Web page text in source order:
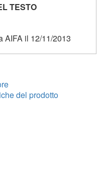
TESTO
AIFA il 12/11/2013
del prodotto